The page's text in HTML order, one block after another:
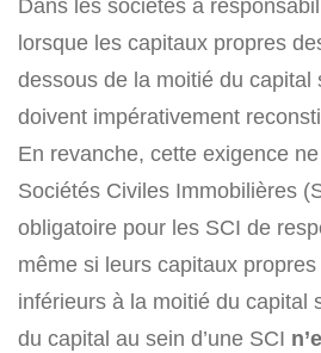
Dans les sociétés à
lorsque les capitaux propres
dessous de la moitié du capital
doivent impérativement
En revanche, cette exigence
Sociétés Civiles Immobilières
obligatoire pour les SCI de
même si leurs capitaux
inférieurs à la moitié du capital
du capital au sein d’une SCI